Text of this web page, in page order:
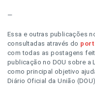
—
Essa e outras publicações
consultadas através do
com todas as postagens
publicação no DOU sobre a
como principal objetivo
Diário Oficial da União